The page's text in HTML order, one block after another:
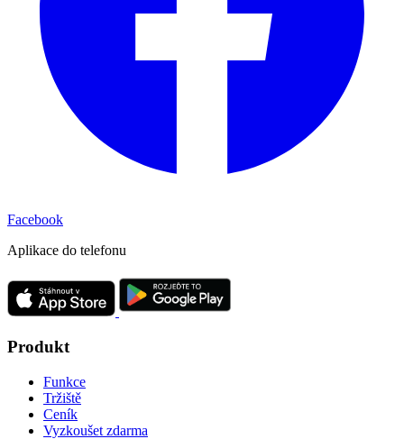
Facebook
Aplikace do telefonu
Produkt
Funkce
Tržiště
Ceník
Vyzkoušet zdarma